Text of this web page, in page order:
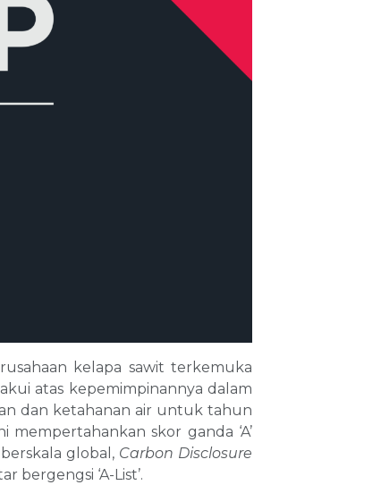
kelapa sawit terkemuka
atas kepemimpinannya dalam
dan ketahanan air untuk tahun
skor ganda ‘A’
global, Carbon Disclosure
bergengsi ‘A-List’.